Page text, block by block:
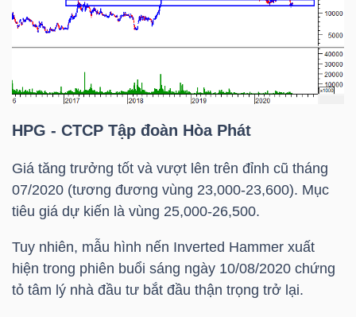
HPG - CTCP Tập đoàn Hòa Phát
Giá tăng trưởng tốt và vượt lên trên đỉnh cũ tháng
07/2020 (tương đương vùng 23,000-23,600). Mục
tiêu giá dự kiến là vùng 25,000-26,500.
Tuy nhiên, mẫu hình nến Inverted Hammer xuất
hiện trong phiên buổi sáng ngày 10/08/2020 chứng
tỏ tâm lý nhà đầu tư bắt đầu thận trọng trở lại.
DỊCH
TRUYỀN
TIỆN
ÍCH